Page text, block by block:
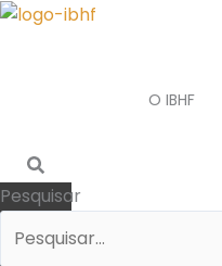
Ir
O IBHF
Pesquisar